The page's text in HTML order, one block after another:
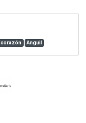
corazón Anguil